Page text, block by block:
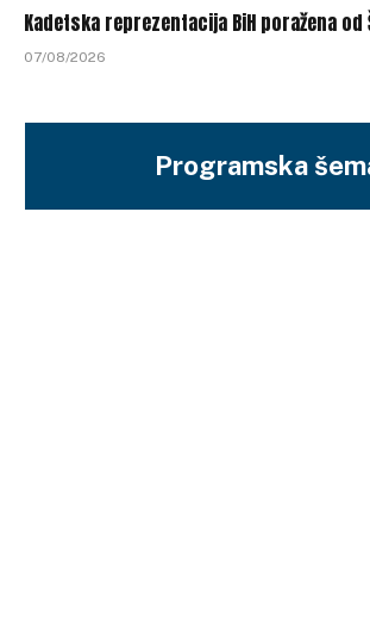
Kadetska reprezentacija BiH poražena od
07/08/2026
Programska